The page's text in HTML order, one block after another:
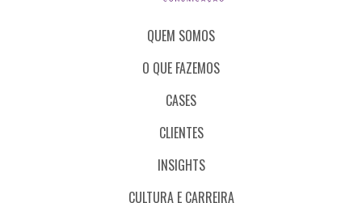
QUEM SOMOS
O QUE FAZEMOS
CASES
CLIENTES
INSIGHTS
CULTURA E CARREIRA